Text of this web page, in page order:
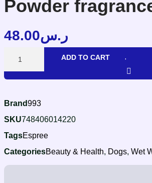
Powder
ر.س48.00
ADD TO CART
Brand993
SKU748406014220
TagsEspree
CategoriesBeauty & Health, Dogs, Wet